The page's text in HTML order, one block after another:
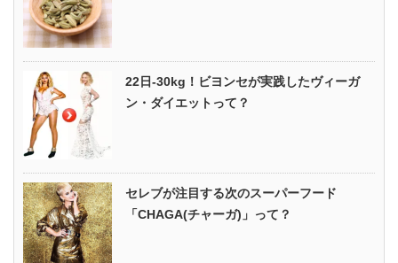
22日-30kg！ビヨンセが実践したヴィーガ
ン・ダイエットって？
セレブが注目する次のスーパーフード
「CHAGA(チャーガ)」って？